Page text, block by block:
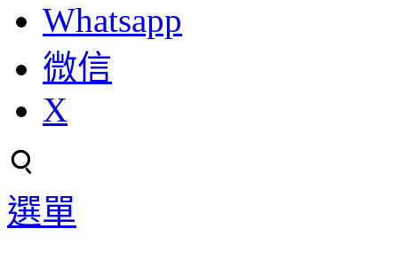
Whatsapp
微信
X
選單